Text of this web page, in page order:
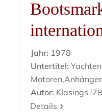
Jahr: 1978
Untertitel:
Autor: Klasings
Details